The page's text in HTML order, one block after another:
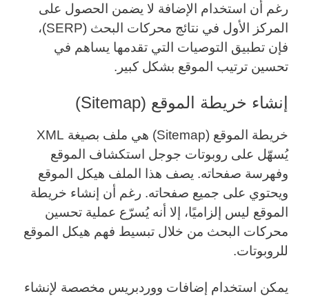
رغم أن استخدام الإضافة لا يضمن الحصول على
المركز الأول في نتائج محركات البحث (SERP)،
فإن تطبيق التوصيات التي تقدمها يساهم في
تحسين ترتيب الموقع بشكل كبير.
إنشاء خريطة الموقع (Sitemap)
خريطة الموقع (Sitemap) هي ملف بصيغة XML
يُسهّل على روبوتات جوجل استكشاف الموقع
وفهرسة صفحاته. يصف هذا الملف هيكل الموقع
ويحتوي على جميع صفحاته. رغم أن إنشاء خريطة
الموقع ليس إلزاميًا، إلا أنه يُسرّع عملية تحسين
محركات البحث من خلال تبسيط فهم هيكل الموقع
للروبوتات.
يمكن استخدام إضافات ووردبريس مخصصة لإنشاء